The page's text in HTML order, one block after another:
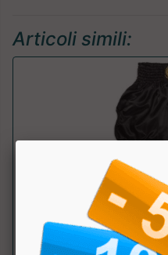
Articoli simili: